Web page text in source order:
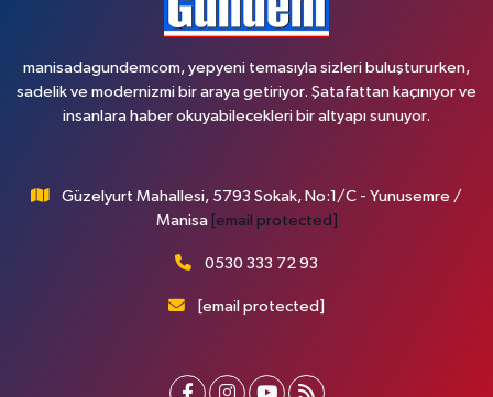
manisadagundemcom, yepyeni temasıyla sizleri buluştururken,
sadelik ve modernizmi bir araya getiriyor. Şatafattan kaçınıyor ve
insanlara haber okuyabilecekleri bir altyapı sunuyor.
Güzelyurt Mahallesi, 5793 Sokak, No:1/C - Yunusemre /
Manisa [email protected]
0530 333 72 93
[email protected]